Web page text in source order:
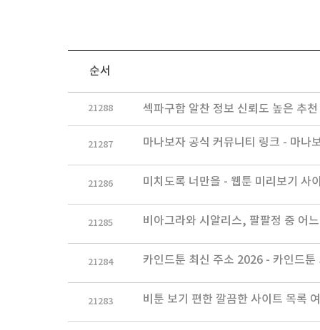
순서
21288 섹파구함 알찬 정보 신뢰도 높은 추
21287 마나보자 공식 커뮤니티 링크 - 마
21286 미치도록 너만을 - 웹툰 미리보기 사
21285 비아그라와 시알리스, 팔팔정 중 어
21284 카인드툰 최신 주소 2026 - 카인드
21283 비툰 보기 편한 깔끔한 사이트 목록